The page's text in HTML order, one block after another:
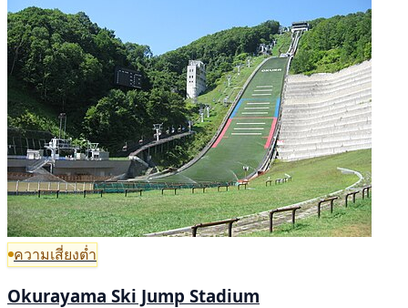
ความเสี่ยงต่ำ
Okurayama Ski Jump Stadium